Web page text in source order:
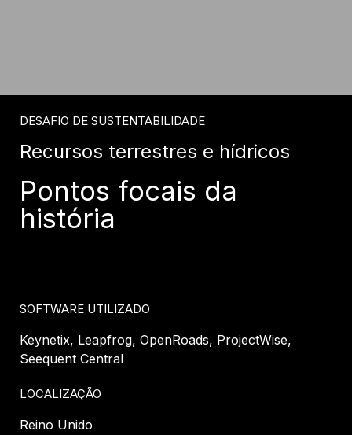
DESAFIO DE SUSTENTABILIDADE
Recursos terrestres e hídricos
Pontos focais da
história
SOFTWARE UTILIZADO
Keynetix, Leapfrog, OpenRoads, ProjectWise,
Seequent Central
LOCALIZAÇÃO
Reino Unido